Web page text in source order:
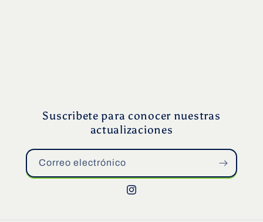
Suscribete para conocer nuestras
actualizaciones
Correo electrónico
Instagram